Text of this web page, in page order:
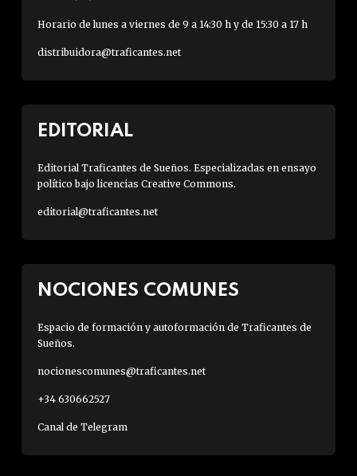
Horario de lunes a viernes de 9 a 14:30 h y de 15:30 a 17 h
distribuidora@traficantes.net
EDITORIAL
Editorial Traficantes de Sueños. Especializadas en ensayo
político bajo licencias Creative Commons.
editorial@traficantes.net
NOCIONES COMUNES
Espacio de formación y autoformación de Traficantes de
Sueños.
nocionescomunes@traficantes.net
+34 630662527
Canal de Telegram